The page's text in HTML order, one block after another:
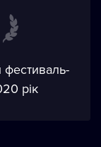
фестиваль-
рік